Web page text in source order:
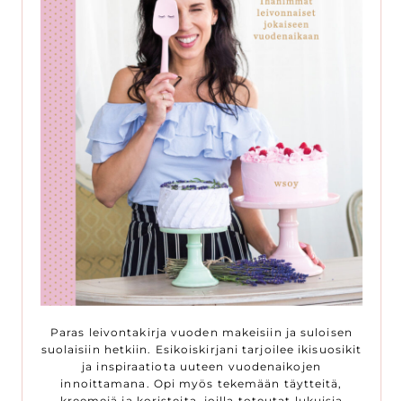
Paras leivontakirja vuoden makeisiin ja suloisen
suolaisiin hetkiin. Esikoiskirjani tarjoilee ikisuosikit
ja inspiraatiota uuteen vuodenaikojen
innoittamana. Opi myös tekemään täytteitä,